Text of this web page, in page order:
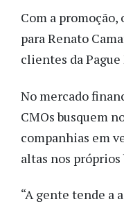
Com a promoção,
para Renato
clientes da Pague
No mercado
CMOs busquem
companhias em
altas nos próprios
“A gente tende a